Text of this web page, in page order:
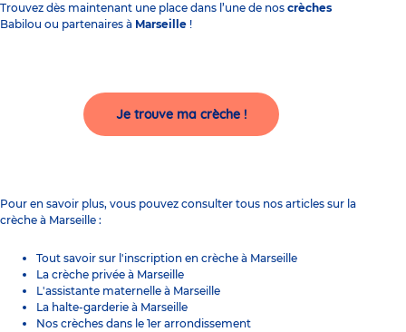
Trouvez dès maintenant une place dans l’une de nos crèches
Babilou ou partenaires à Marseille !
Je trouve ma crèche !
Pour en savoir plus, vous pouvez consulter tous nos articles sur la
crèche à Marseille :
Tout savoir sur l'inscription en crèche à Marseille
La crèche privée à Marseille
L'assistante maternelle à Marseille
La halte-garderie à Marseille
Nos crèches dans le 1er arrondissement